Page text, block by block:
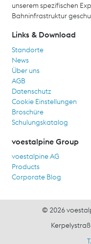
unserem spezifischen
Bahninfrastruktur
Links & Download
Standorte
News
Über uns
AGB
Datenschutz
Cookie Einstellungen
Broschüre
Schulungskatalog
voestalpine Group
voestalpine AG
Products
Corporate Blog
© 2026